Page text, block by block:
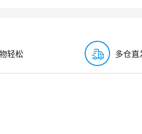
轻松 多仓直